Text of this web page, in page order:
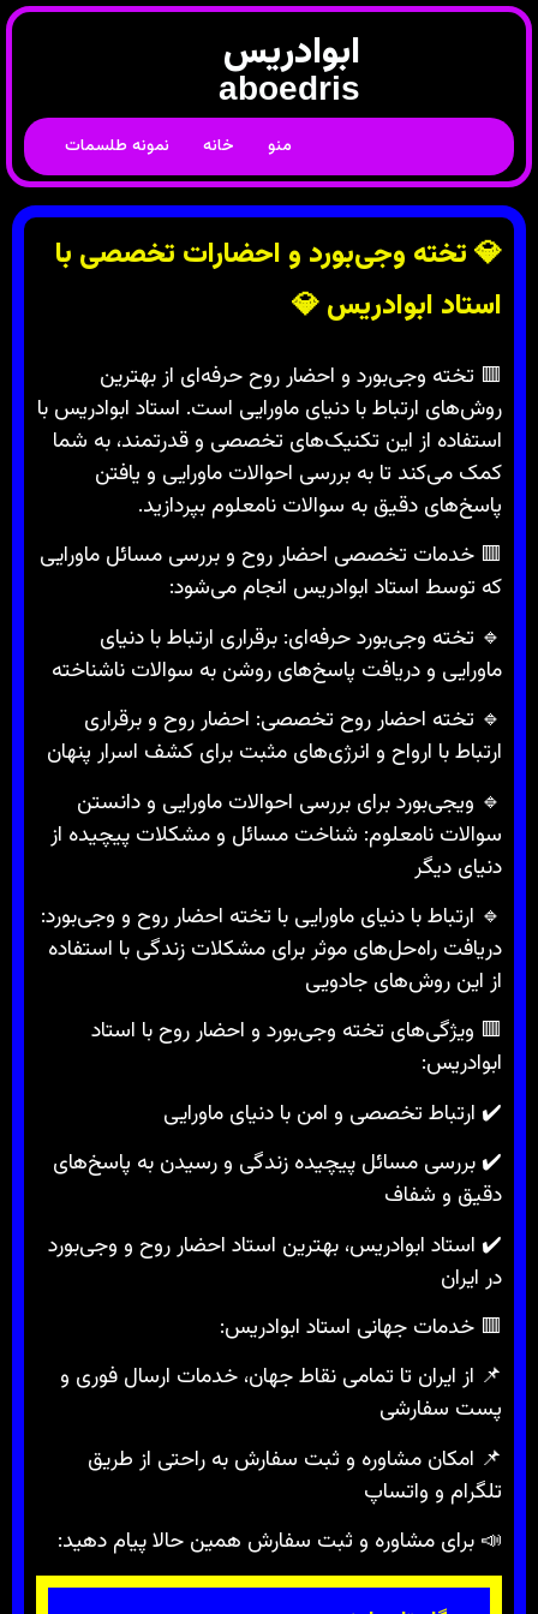
ابوادریس
aboedris
منو خانه نمونه طلسمات
💎 تخته وجی‌بورد و احضارات تخصصی با
استاد ابوادریس 💎
🟥 تخته وجی‌بورد و احضار روح حرفه‌ای از بهترین
روش‌های ارتباط با دنیای ماورایی است. استاد ابوادریس با
استفاده از این تکنیک‌های تخصصی و قدرتمند، به شما
کمک می‌کند تا به بررسی احوالات ماورایی و یافتن
پاسخ‌های دقیق به سوالات نامعلوم بپردازید.
🟥 خدمات تخصصی احضار روح و بررسی مسائل ماورایی
که توسط استاد ابوادریس انجام می‌شود:
🔹 تخته وجی‌بورد حرفه‌ای: برقراری ارتباط با دنیای
ماورایی و دریافت پاسخ‌های روشن به سوالات ناشناخته
🔹 تخته احضار روح تخصصی: احضار روح و برقراری
ارتباط با ارواح و انرژی‌های مثبت برای کشف اسرار پنهان
🔹 ویجی‌بورد برای بررسی احوالات ماورایی و دانستن
سوالات نامعلوم: شناخت مسائل و مشکلات پیچیده از
دنیای دیگر
🔹 ارتباط با دنیای ماورایی با تخته احضار روح و وجی‌بورد:
دریافت راه‌حل‌های موثر برای مشکلات زندگی با استفاده
از این روش‌های جادویی
🟥 ویژگی‌های تخته وجی‌بورد و احضار روح با استاد
ابوادریس:
✔️ ارتباط تخصصی و امن با دنیای ماورایی
✔️ بررسی مسائل پیچیده زندگی و رسیدن به پاسخ‌های
دقیق و شفاف
✔️ استاد ابوادریس، بهترین استاد احضار روح و وجی‌بورد
در ایران
🟥 خدمات جهانی استاد ابوادریس:
📌 از ایران تا تمامی نقاط جهان، خدمات ارسال فوری و
پست سفارشی
📌 امکان مشاوره و ثبت سفارش به راحتی از طریق
تلگرام و واتساپ
📣 برای مشاوره و ثبت سفارش همین حالا پیام دهید: